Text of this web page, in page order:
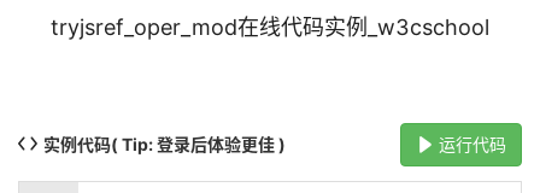
tryjsref_oper_mod在线代码实例_w3cschool
实例代码( Tip: 登录后体验更佳 ) 运行代码